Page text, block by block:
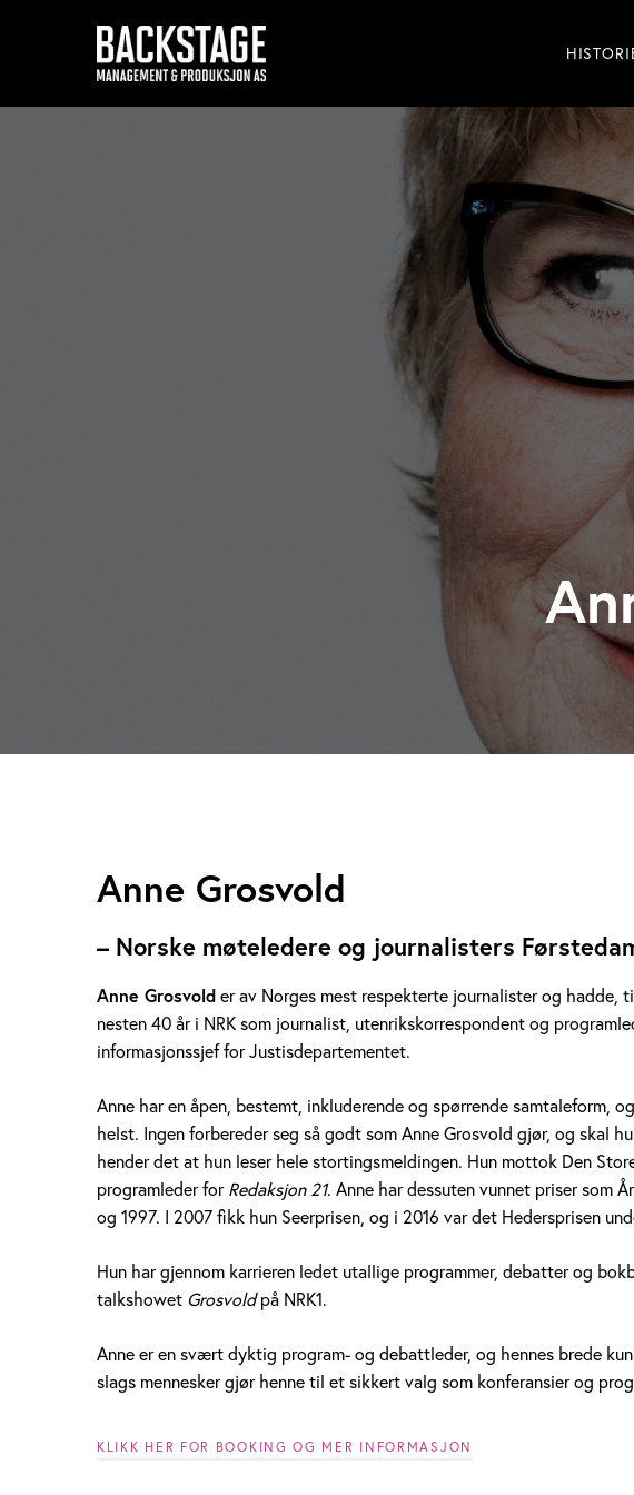
A
n
n
e
G
r
o
s
v
o
l
d
Anne Grosvold
– Norske møteledere og journalisters
Anne Grosvold er av Norges mest respekterte journalister og hadde,
nesten 40 år i NRK som journalist, utenrikskorrespondent og
informasjonssjef for Justisdepartementet.
Anne har en åpen, bestemt, inkluderende og spørrende samtaleform,
helst. Ingen forbereder seg så godt som Anne Grosvold gjør, og skal
hender det at hun leser hele stortingsmeldingen. Hun mottok Den
programleder for Redaksjon 21. Anne har dessuten vunnet priser som
og 1997. I 2007 fikk hun Seerprisen, og i 2016 var det Hedersprisen
Hun har gjennom karrieren ledet utallige programmer, debatter og
talkshowet Grosvoldpå NRK1.
Anne er en svært dyktig program- og debattleder, og hennes brede
slags mennesker gjør henne til et sikkert valg som konferansier og
KLIKK HER FOR BOOKING OG MER INFORMASJON